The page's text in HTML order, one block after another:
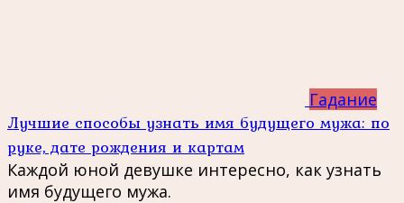
Гадание
Лучшие способы узнать имя будущего мужа: по
руке, дате рождения и картам
Каждой юной девушке интересно, как узнать
имя будущего мужа.